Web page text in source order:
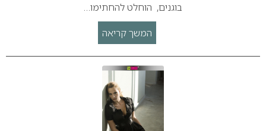
בוגנים, הוחלט להחתימו…
המשך קריאה